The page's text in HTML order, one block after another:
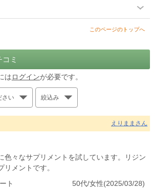
このページのトップへ
ミ
はログインが必要です。
さい 絞込み
えりままさん
色々なサプリメントを試しています。リジン
リメントです。
ト 50代/女性(2025/03/28)